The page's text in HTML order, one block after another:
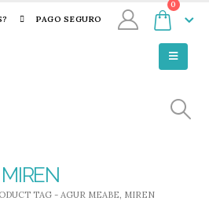
PAGO SEGURO
0
TAG - AGUR MEABE, MIREN